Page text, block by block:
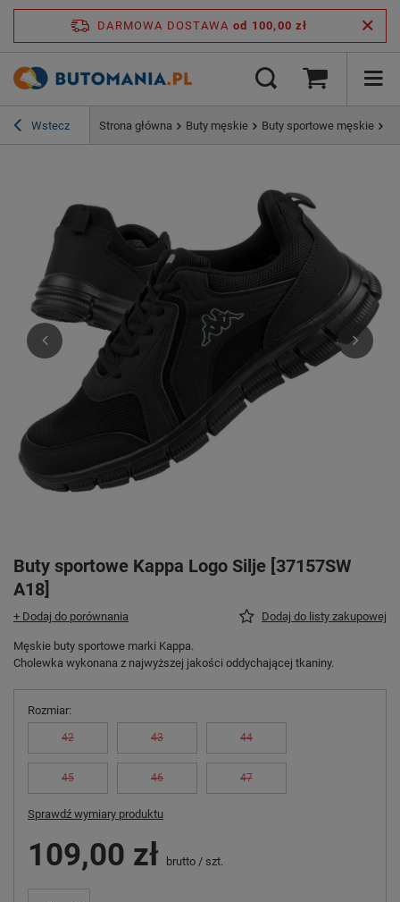
DARMOWA DOSTAWA od 100,00 zł
Wstecz Strona główna Buty męskie Buty sportowe męskie
Buty sportowe Kappa Logo Silje [37157SW
A18]
+ Dodaj do porównania Dodaj do listy zakupowej
Męskie buty sportowe marki Kappa.
Cholewka wykonana z najwyższej jakości oddychającej tkaniny.
Rozmiar
42 43 44
45 46 47
Sprawdź wymiary produktu
109,00 zł brutto / szt.